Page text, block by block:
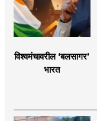
विश्वमंचावरील ‘बलसागर’
भारत